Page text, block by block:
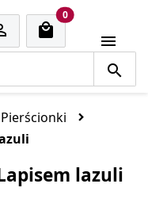

0cart items

Pierścionki
lazuli